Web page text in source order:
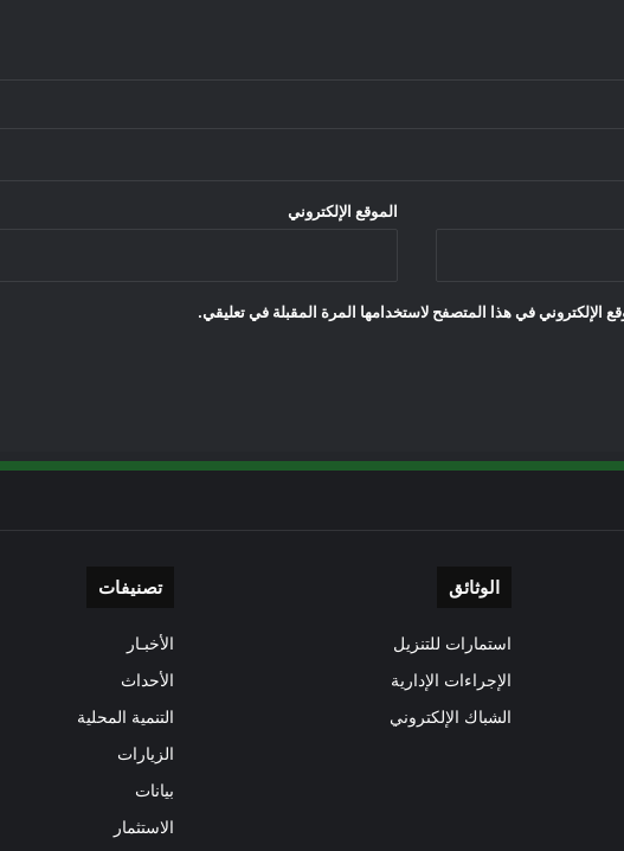
الموقع الإلكتروني
الإلكتروني في هذا المتصفح لاستخدامها المرة المقبلة في تعليقي.
الوثائق
استمارات للتنزيل
الإجراءات الإدارية
الشباك الإلكتروني
تصنيفات
الأخبـار
الأحداث
التنمية المحلية
الزيارات
بيانات
الاستثمار